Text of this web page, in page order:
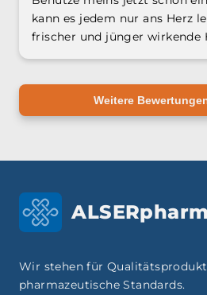
kann es jedem nur ans Herz
frischer und jünger wirkende
Weitere
ALSERpharm
Wir stehen für
pharmazeutische Standards.